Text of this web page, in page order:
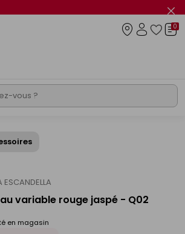
le
info
0
ESCANDELLA
variable rouge jaspé - Q02
en magasin